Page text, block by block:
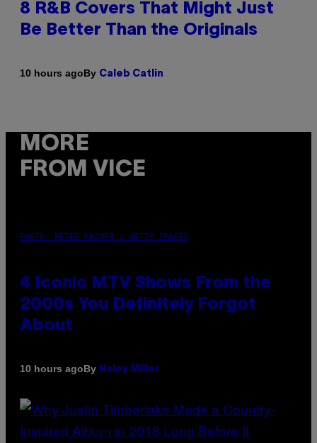
8 R&B Covers That Might Just
Be Better Than the Originals
10 hours agoBy Caleb Catlin
MORE
FROM VICE
PHOTO: PETER KRAMER / GETTY IMAGES
4 Iconic MTV Shows From the
2000s You Definitely Forgot
About
10 hours agoBy Haley Miller